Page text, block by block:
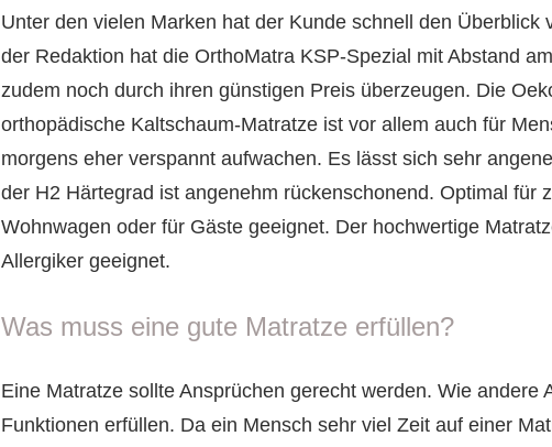
Unter den vielen Marken hat der Kunde schnell den Überblick
der Redaktion hat die OrthoMatra KSP-Spezial mit Abstand
zudem noch durch ihren günstigen Preis überzeugen. Die
orthopädische Kaltschaum-Matratze ist vor allem auch für
morgens eher verspannt aufwachen. Es lässt sich sehr
der H2 Härtegrad ist angenehm rückenschonend. Optimal für
Wohnwagen oder für Gäste geeignet. Der hochwertige
Allergiker geeignet.
Was muss eine gute Matratze erfüllen?
Eine Matratze sollte Ansprüchen gerecht werden. Wie andere
Funktionen erfüllen. Da ein Mensch sehr viel Zeit auf einer